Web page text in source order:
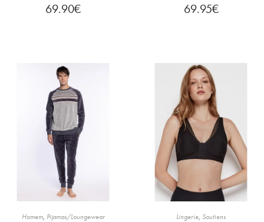
69.90€ 69.95€
Homem, Pijamas/Loungewear Lingerie, Soutiens